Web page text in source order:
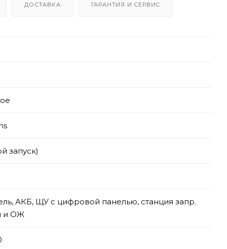
ДОСТАВКА ГАРАНТИЯ И СЕРВИС
запуск)
АКБ, ЩУ с цифровой панелью, станция запр.
и ОЖ